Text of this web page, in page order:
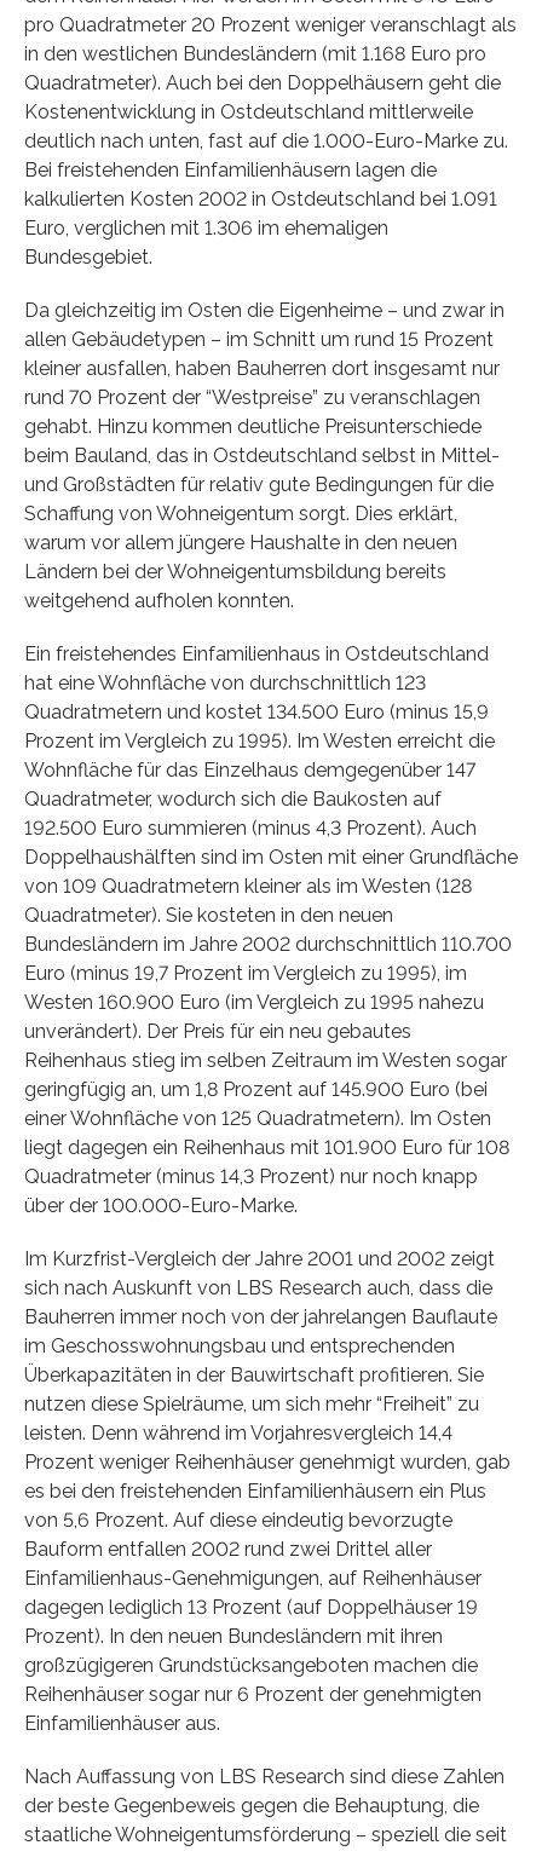
pro Quadratmeter 20 Prozent weniger veranschlagt als
in den westlichen Bundesländern (mit 1.168 Euro pro
Quadratmeter). Auch bei den Doppelhäusern geht die
Kostenentwicklung in Ostdeutschland mittlerweile
deutlich nach unten, fast auf die 1.000-Euro-Marke zu.
Bei freistehenden Einfamilienhäusern lagen die
kalkulierten Kosten 2002 in Ostdeutschland bei 1.091
Euro, verglichen mit 1.306 im ehemaligen
Bundesgebiet.
Da gleichzeitig im Osten die Eigenheime – und zwar in
allen Gebäudetypen – im Schnitt um rund 15 Prozent
kleiner ausfallen, haben Bauherren dort insgesamt nur
rund 70 Prozent der “Westpreise” zu veranschlagen
gehabt. Hinzu kommen deutliche Preisunterschiede
beim Bauland, das in Ostdeutschland selbst in Mittel-
und Großstädten für relativ gute Bedingungen für die
Schaffung von Wohneigentum sorgt. Dies erklärt,
warum vor allem jüngere Haushalte in den neuen
Ländern bei der Wohneigentumsbildung bereits
weitgehend aufholen konnten.
Ein freistehendes Einfamilienhaus in Ostdeutschland
hat eine Wohnfläche von durchschnittlich 123
Quadratmetern und kostet 134.500 Euro (minus 15,9
Prozent im Vergleich zu 1995). Im Westen erreicht die
Wohnfläche für das Einzelhaus demgegenüber 147
Quadratmeter, wodurch sich die Baukosten auf
192.500 Euro summieren (minus 4,3 Prozent). Auch
Doppelhaushälften sind im Osten mit einer Grundfläche
von 109 Quadratmetern kleiner als im Westen (128
Quadratmeter). Sie kosteten in den neuen
Bundesländern im Jahre 2002 durchschnittlich 110.700
Euro (minus 19,7 Prozent im Vergleich zu 1995), im
Westen 160.900 Euro (im Vergleich zu 1995 nahezu
unverändert). Der Preis für ein neu gebautes
Reihenhaus stieg im selben Zeitraum im Westen sogar
geringfügig an, um 1,8 Prozent auf 145.900 Euro (bei
einer Wohnfläche von 125 Quadratmetern). Im Osten
liegt dagegen ein Reihenhaus mit 101.900 Euro für 108
Quadratmeter (minus 14,3 Prozent) nur noch knapp
über der 100.000-Euro-Marke.
Im Kurzfrist-Vergleich der Jahre 2001 und 2002 zeigt
sich nach Auskunft von LBS Research auch, dass die
Bauherren immer noch von der jahrelangen Bauflaute
im Geschosswohnungsbau und entsprechenden
Überkapazitäten in der Bauwirtschaft profitieren. Sie
nutzen diese Spielräume, um sich mehr “Freiheit” zu
leisten. Denn während im Vorjahresvergleich 14,4
Prozent weniger Reihenhäuser genehmigt wurden, gab
es bei den freistehenden Einfamilienhäusern ein Plus
von 5,6 Prozent. Auf diese eindeutig bevorzugte
Bauform entfallen 2002 rund zwei Drittel aller
Einfamilienhaus-Genehmigungen, auf Reihenhäuser
dagegen lediglich 13 Prozent (auf Doppelhäuser 19
Prozent). In den neuen Bundesländern mit ihren
großzügigeren Grundstücksangeboten machen die
Reihenhäuser sogar nur 6 Prozent der genehmigten
Einfamilienhäuser aus.
Nach Auffassung von LBS Research sind diese Zahlen
der beste Gegenbeweis gegen die Behauptung, die
staatliche Wohneigentumsförderung – speziell die seit